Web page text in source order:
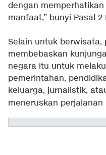
dengan
manfaat,” bunyi Pasal
Selain untuk berwisata,
membebaskan
negara itu untuk
pemerintahan,
keluarga, jurnalistik,
meneruskan perjalanan